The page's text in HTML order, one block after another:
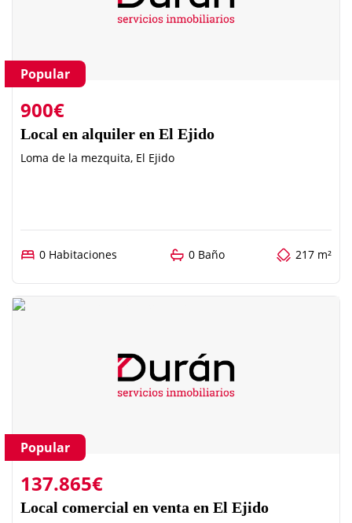
Popular
900€
Local en alquiler en El Ejido
Loma de la mezquita, El Ejido
0 Habitaciones 0 Baño 217 m²
Popular
137.865€
Local comercial en venta en El Ejido